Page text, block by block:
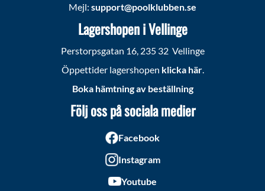
Mejl: support@poolklubben.se
Lagershopen i Vellinge
Perstorpsgatan 16, 235 32 Vellinge
Öppettider lagershopen klicka här.
Boka hämtning av beställning
Följ oss på sociala medier
Facebook
Instagram
Youtube